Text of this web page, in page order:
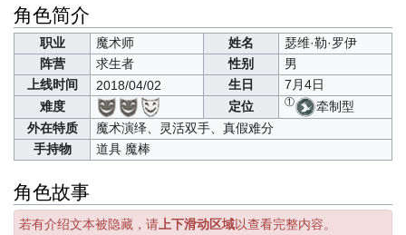
角色简介
职业 魔术师 姓名
瑟维·勒·罗伊
阵营
求生者 性别
男
上线时间
2018/04/02 生日
7月4日
难度
定位 ①
牵制型
外在特质
魔术演绎、灵活双手、真假难分
手持物
道具 魔棒
角色故事
若有介绍文本被隐藏，请 上下滑动区域以查看完整内容。